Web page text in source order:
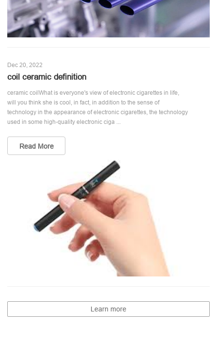
Dec 20, 2022
coil ceramic definition
ceramic coilWhat is everyone's view of electronic cigarettes in life,
will you think she is cool, in fact, in addition to the sense of
technology in the appearance of electronic cigarettes, the technology
used in some high-quality electronic ciga ...
Read More
Learn more